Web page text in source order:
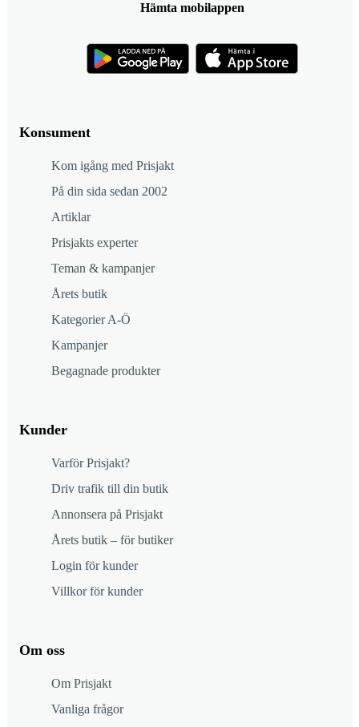
Konsument
Kom igång med Prisjakt
På din sida sedan 2002
Artiklar
Prisjakts experter
Teman & kampanjer
Årets butik
Kategorier A-Ö
Kampanjer
Begagnade produkter
Kunder
Varför Prisjakt?
Driv trafik till din butik
Annonsera på Prisjakt
Årets butik – för butiker
Login för kunder
Villkor för kunder
Om oss
Om Prisjakt
Vanliga frågor
Hämta mobilappen